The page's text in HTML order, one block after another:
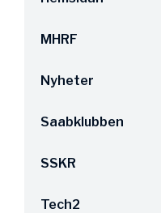
MHRF
Nyheter
Saabklubben
SSKR
Tech2